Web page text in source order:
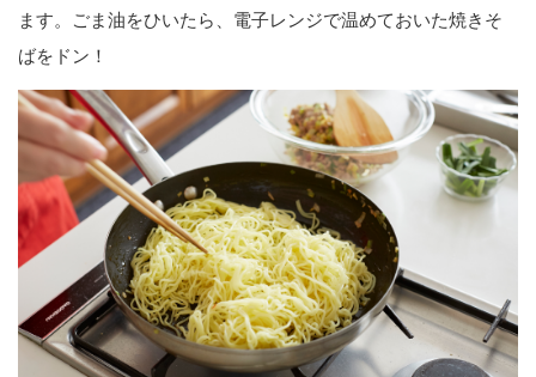
ます。ごま油をひいたら、電子レンジで温めておいた焼きそ
ばをドン！